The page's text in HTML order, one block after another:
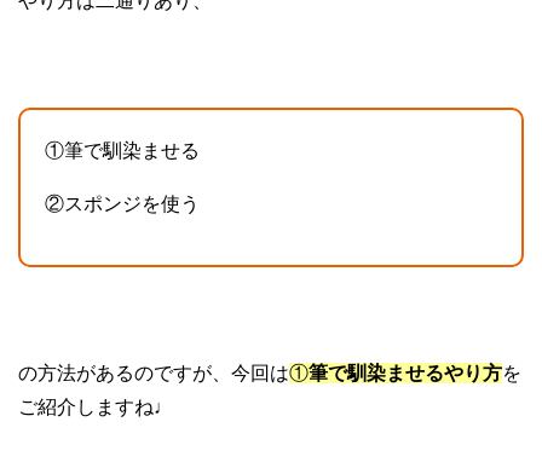
①筆で馴染ませる
②スポンジを使う
の方法があるのですが、今回は①筆で馴染ませるやり方を
ご紹介しますね♩